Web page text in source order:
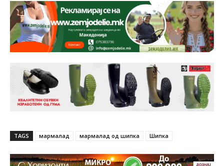
TAGS мармалад мармалад од шипка Шипка